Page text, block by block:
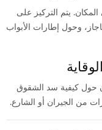
يتم التركيز على
وحول إطارات الأبواب
حول كيفية سد الشقوق
من الجيران أو الشارع.